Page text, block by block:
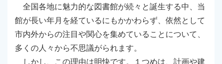
全国各地に魅力的な図書館が続々と誕生する中、当
館が長い年月を経ているにもかかわらず、依然として
市内外からの注目や関心を集めていることについて、
多くの人々から不思議がられます。
しかし、この理由は明快です。１つめは、計画や建